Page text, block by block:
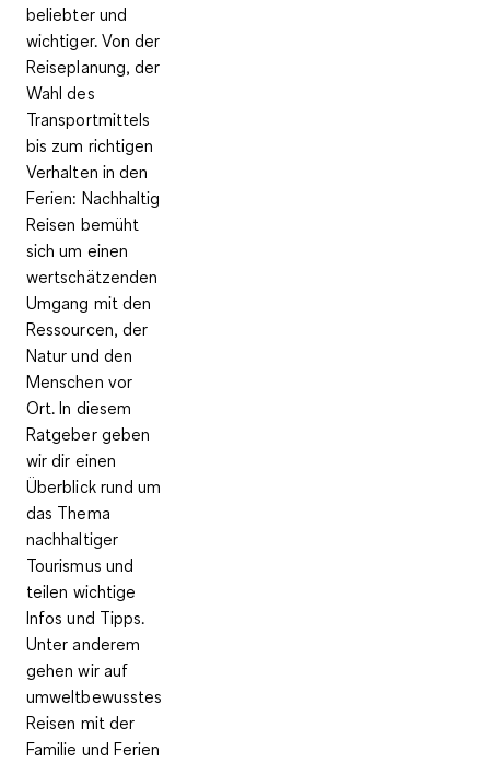
beliebter und
wichtiger. Von der
Reiseplanung, der
Wahl des
Transportmittels
bis zum richtigen
Verhalten in den
Ferien: Nachhaltig
Reisen bemüht
sich um einen
wertschätzenden
Umgang mit den
Ressourcen, der
Natur und den
Menschen vor
Ort. In diesem
Ratgeber geben
wir dir einen
Überblick rund um
das Thema
nachhaltiger
Tourismus und
teilen wichtige
Infos und Tipps.
Unter anderem
gehen wir auf
umweltbewusstes
Reisen mit der
Familie und Ferien